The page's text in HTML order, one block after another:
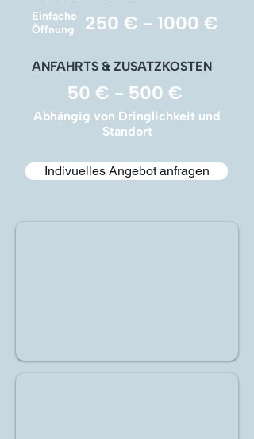
Einfache
Öffnung
250 € - 1000 €
ANFAHRTS & ZUSATZKOSTEN
50 € - 500 €
Abhängig von Dringlichkeit und
Standort
Indivuelles Angebot anfragen